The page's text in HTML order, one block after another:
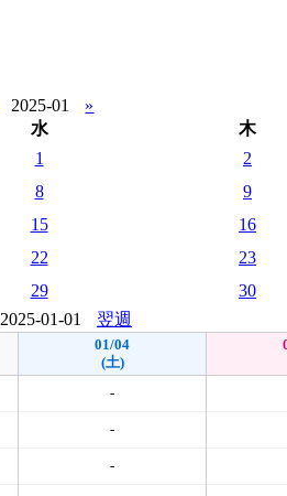
2025-01
»
水
木
1
2
8
9
15
16
22
23
29
30
2025-01-01 翌週
01/04
(土)
-
-
-